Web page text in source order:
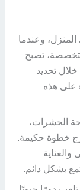
وعندما
تصبح
تحديد
على هذه
الحشرات،
خطوة حكيمة.
بشكل دائم.